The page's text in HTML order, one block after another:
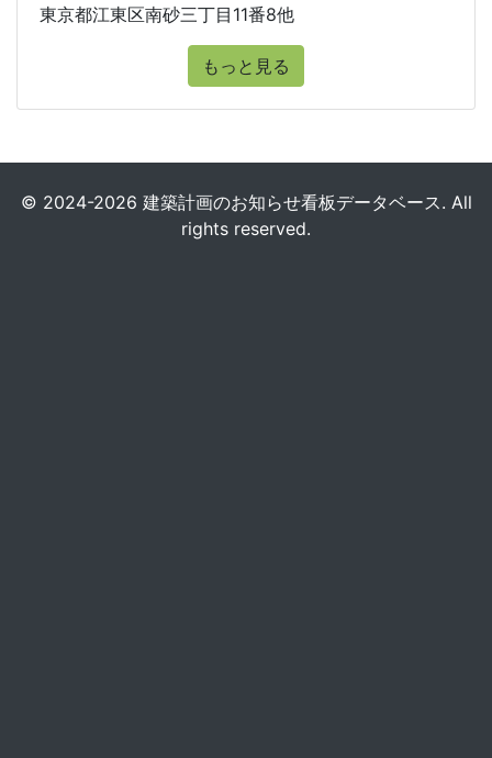
東京都江東区南砂三丁目11番8他
もっと見る
© 2024-2026 建築計画のお知らせ看板データベース. All
rights reserved.